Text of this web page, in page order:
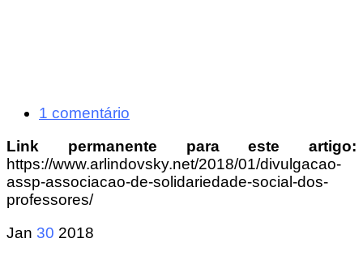
1 comentário
Link permanente para este artigo:
https://www.arlindovsky.net/2018/01/divulgacao-
assp-associacao-de-solidariedade-social-dos-
professores/
Jan 30 2018